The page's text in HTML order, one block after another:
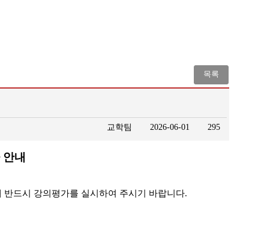
목록
교학팀 2026-06-01 295
내
드시 강의평가를 실시하여 주시기 바랍니다.